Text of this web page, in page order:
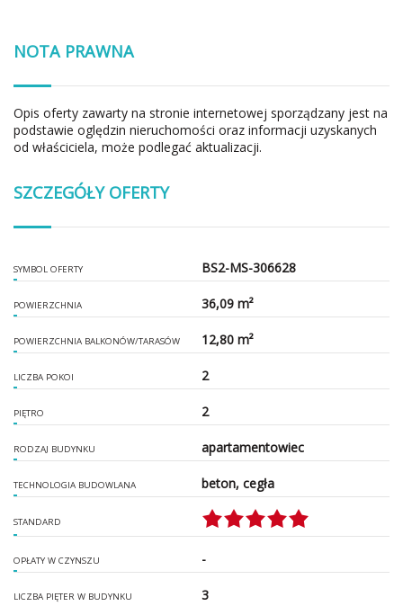
NOTA PRAWNA
Opis oferty zawarty na stronie internetowej sporządzany jest na
podstawie oględzin nieruchomości oraz informacji uzyskanych
od właściciela, może podlegać aktualizacji.
SZCZEGÓŁY OFERTY
SYMBOL OFERTY BS2-MS-306628
POWIERZCHNIA 36,09 m²
POWIERZCHNIA BALKONÓW/TARASÓW 12,80 m²
LICZBA POKOI 2
PIĘTRO 2
RODZAJ BUDYNKU apartamentowiec
TECHNOLOGIA BUDOWLANA beton, cegła
STANDARD
OPŁATY W CZYNSZU -
LICZBA PIĘTER W BUDYNKU 3